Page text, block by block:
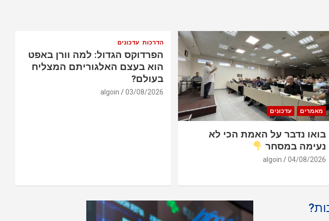
מאמרים עדכונים
בואו נדבר על האמת הכי לא
נעימה במסחר
04/08/2026
algoin
הדרכות עדכונים
הפרדוקס הגדול: למה וורן באפט
הוא בעצם האלגוריתם המצליח
בעולם?
03/08/2026
algoin